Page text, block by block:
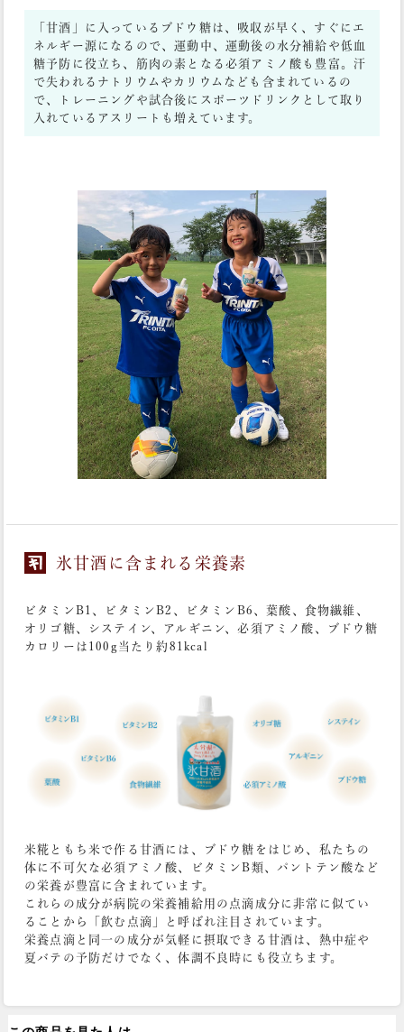
「甘酒」に入っているブドウ糖は、吸収が早く、すぐにエ
ネルギー源になるので、運動中、運動後の水分補給や低血
糖予防に役立ち、筋肉の素となる必須アミノ酸も豊富。汗
で失われるナトリウムやカリウムなども含まれているの
で、トレーニングや試合後にスポーツドリンクとして取り
入れているアスリートも増えています。
氷甘酒に含まれる栄養素
ビタミンB1、ビタミンB2、ビタミンB6、葉酸、食物繊維、
オリゴ糖、システイン、アルギニン、必須アミノ酸、ブドウ糖
カロリーは100g当たり約81kcal
米糀ともち米で作る甘酒には、ブドウ糖をはじめ、私たちの
体に不可欠な必須アミノ酸、ビタミンB類、パントテン酸など
の栄養が豊富に含まれています。
これらの成分が病院の栄養補給用の点滴成分に非常に似てい
ることから「飲む点滴」と呼ばれ注目されています。
栄養点滴と同一の成分が気軽に摂取できる甘酒は、熱中症や
夏バテの予防だけでなく、体調不良時にも役立ちます。